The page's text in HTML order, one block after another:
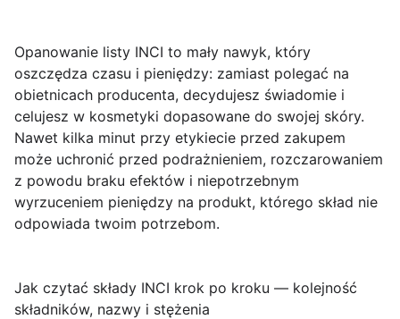
Opanowanie listy INCI to mały nawyk, który
oszczędza czasu i pieniędzy: zamiast polegać na
obietnicach producenta, decydujesz świadomie i
celujesz w kosmetyki dopasowane do swojej skóry.
Nawet kilka minut przy etykiecie przed zakupem
może uchronić przed podrażnieniem, rozczarowaniem
z powodu braku efektów i niepotrzebnym
wyrzuceniem pieniędzy na produkt, którego skład nie
odpowiada twoim potrzebom.
Jak czytać składy INCI krok po kroku — kolejność
składników, nazwy i stężenia